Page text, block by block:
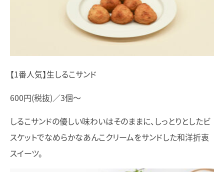
【1番人気】生しるこサンド
600円(税抜)／3個～
しるこサンドの優しい味わいはそのままに、しっとりとしたビ
スケットでなめらかなあんこクリームをサンドした和洋折衷
スイーツ。